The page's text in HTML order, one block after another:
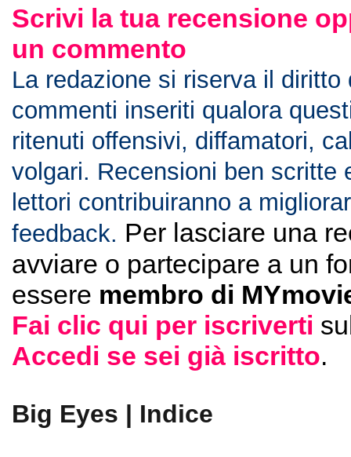
Scrivi la tua recensione
un commento
La redazione si riserva il diritto
commenti inseriti qualora
ritenuti offensivi, diffamatori,
volgari. Recensioni ben scritte
lettori contribuiranno a
feedback. Per lasciare una
avviare o partecipare a un
essere membro di
Fai clic qui per iscriverti
Accedi se sei già iscritto.
Big Eyes | Indice